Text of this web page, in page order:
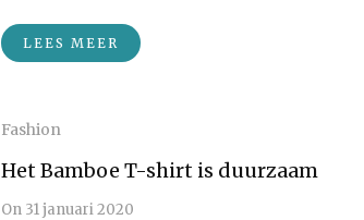
LEES MEER
Fashion
Het Bamboe T-shirt is duurzaam
On 31 januari 2020